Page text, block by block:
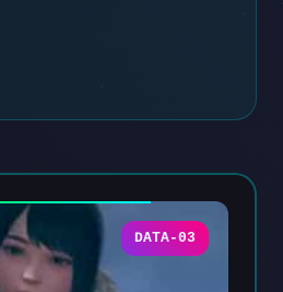
DATA-03